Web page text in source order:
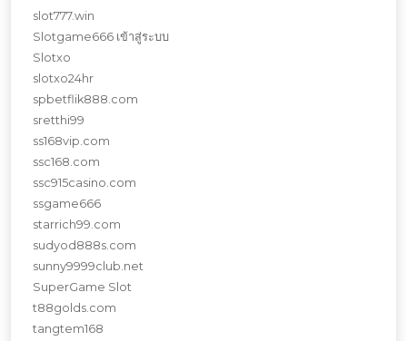
slot777.win
Slotgame666 เข้าสู่ระบบ
Slotxo
slotxo24hr
spbetflik888.com
sretthi99
ss168vip.com
ssc168.com
ssc915casino.com
ssgame666
starrich99.com
sudyod888s.com
sunny9999club.net
SuperGame Slot
t88golds.com
tangtem168